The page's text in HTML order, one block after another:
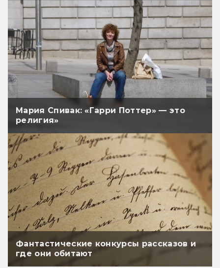
Мария Спивак: «Гарри Поттер» — это
религия»
Фантастические конкурсы рассказов и
где они обитают